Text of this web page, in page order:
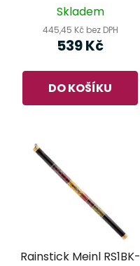
Skladem
445,45 Kč bez DPH
539 Kč
DO KOŠÍKU
Rainstick Meinl RS1BK-